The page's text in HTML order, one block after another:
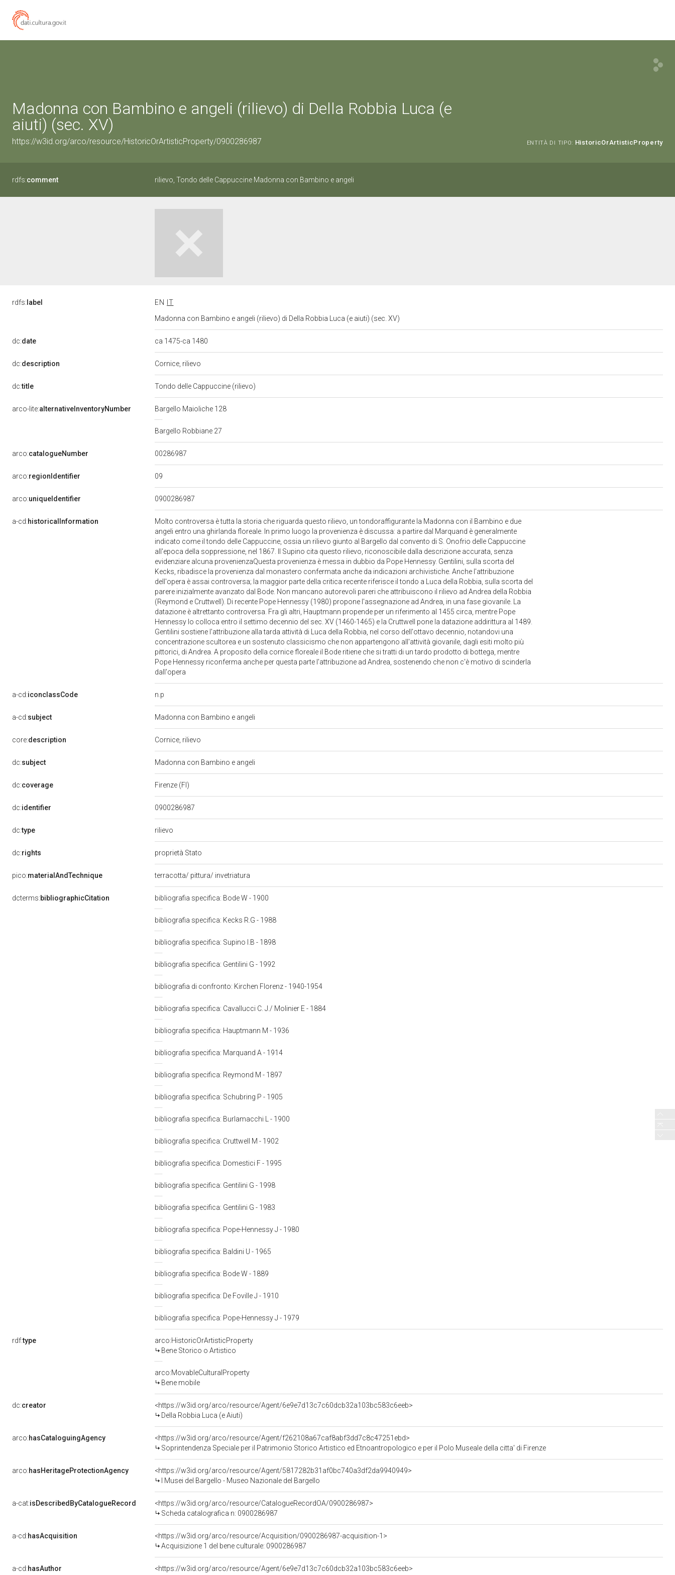
Madonna con Bambino e angeli (rilievo) di Della Robbia Luca (e
aiuti) (sec. XV)
https://w3id.org/arco/resource/HistoricOrArtisticProperty/0900286987 ENTITÀ DI TIPO: HistoricOrArtisticProperty
rdfs:comment rilievo, Tondo delle Cappuccine Madonna con Bambino e angeli
rdfs: label EN
IT
Madonna con Bambino e angeli (rilievo) di Della Robbia Luca (e aiuti) (sec. XV)
dc:date ca 1475-ca 1480
dc:description Cornice, rilievo
dc:title Tondo delle Cappuccine (rilievo)
arco-lite:alternativeInventoryNumber Bargello Maioliche 128
Bargello Robbiane 27
arco:catalogueNumber 00286987
arco:regionIdentifier 09
arco:uniqueIdentifier 0900286987
a-cd:historicalInformation
Molto controversa è tutta la storia che riguarda questo rilievo, un tondoraffigurante la Madonna con il Bambino e due
angeli entro una ghirlanda floreale. In primo luogo la provenienza è discussa: a partire dal Marquand è generalmente
indicato come il tondo delle Cappuccine, ossia un rilievo giunto al Bargello dal convento di S. Onofrio delle Cappuccine
all'epoca della soppressione, nel 1867. Il Supino cita questo rilievo, riconoscibile dalla descrizione accurata, senza
evidenziare alcuna provenienzaQuesta provenienza è messa in dubbio da Pope Hennessy. Gentilini, sulla scorta del
Kecks, ribadisce la provenienza dal monastero confermata anche da indicazioni archivistiche. Anche l'attribuzione
dell'opera è assai controversa; la maggior parte della critica recente riferisce il tondo a Luca della Robbia, sulla scorta del
parere inizialmente avanzato dal Bode. Non mancano autorevoli pareri che attribuiscono il rilievo ad Andrea della Robbia
(Reymond e Cruttwell). Di recente Pope Hennessy (1980) propone l'assegnazione ad Andrea, in una fase giovanile. La
datazione è altrettanto controversa. Fra gli altri, Hauptmann propende per un riferimento al 1455 circa, mentre Pope
Hennessy lo colloca entro il settimo decennio del sec. XV (1460-1465) e la Cruttwell pone la datazione addirittura al 1489.
Gentilini sostiene l'attribuzione alla tarda attività di Luca della Robbia, nel corso dell'ottavo decennio, notandovi una
concentrazione scultorea e un sostenuto classicismo che non appartengono all'attività giovanile, dagli esiti molto più
pittorici, di Andrea. A proposito della cornice floreale il Bode ritiene che si tratti di un tardo prodotto di bottega, mentre
Pope Hennessy riconferma anche per questa parte l'attribuzione ad Andrea, sostenendo che non c'è motivo di scinderla
dall'opera
a-cd:iconclassCode n.p
a-cd:subject Madonna con Bambino e angeli
core:description Cornice, rilievo
dc:subject Madonna con Bambino e angeli
dc:coverage Firenze (FI)
dc:identifier 0900286987
dc:type rilievo
dc:rights proprietà Stato
pico:materialAndTechnique terracotta/ pittura/ invetriatura
dcterms:bibliographicCitation bibliografia specifica: Bode W - 1900
bibliografia specifica: Kecks R.G - 1988
bibliografia specifica: Supino I.B - 1898
bibliografia specifica: Gentilini G - 1992
bibliografia di confronto: Kirchen Florenz - 1940-1954
bibliografia specifica: Cavallucci C. J./ Molinier E - 1884
bibliografia specifica: Hauptmann M - 1936
bibliografia specifica: Marquand A - 1914
bibliografia specifica: Reymond M - 1897
bibliografia specifica: Schubring P - 1905
bibliografia specifica: Burlamacchi L - 1900
bibliografia specifica: Cruttwell M - 1902
bibliografia specifica: Domestici F - 1995
bibliografia specifica: Gentilini G - 1998
bibliografia specifica: Gentilini G - 1983
bibliografia specifica: Pope-Hennessy J - 1980
bibliografia specifica: Baldini U - 1965
bibliografia specifica: Bode W - 1889
bibliografia specifica: De Foville J - 1910
bibliografia specifica: Pope-Hennessy J - 1979
rdf:type
arco:HistoricOrArtisticProperty
Bene Storico o Artistico
arco:MovableCulturalProperty
Bene mobile
dc:creator
<https://w3id.org/arco/resource/Agent/6e9e7d13c7c60dcb32a103bc583c6eeb>
Della Robbia Luca (e Aiuti)
arco:hasCataloguingAgency
<https://w3id.org/arco/resource/Agent/f262108a67caf8abf3dd7c8c47251ebd>
Soprintendenza Speciale per il Patrimonio Storico Artistico ed Etnoantropologico e per il Polo Museale della citta' di Firenze
arco:hasHeritageProtectionAgency
<https://w3id.org/arco/resource/Agent/5817282b31af0bc740a3df2da9940949>
I Musei del Bargello - Museo Nazionale del Bargello
a-cat:isDescribedByCatalogueRecord
<https://w3id.org/arco/resource/CatalogueRecordOA/0900286987>
Scheda catalografica n: 0900286987
a-cd:hasAcquisition
<https://w3id.org/arco/resource/Acquisition/0900286987-acquisition-1>
Acquisizione 1 del bene culturale: 0900286987
a-cd:hasAuthor
<https://w3id.org/arco/resource/Agent/6e9e7d13c7c60dcb32a103bc583c6eeb>